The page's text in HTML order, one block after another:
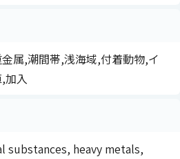
属,潮間帯,浅海域,付着動物,イ
加入
substances, heavy metals,